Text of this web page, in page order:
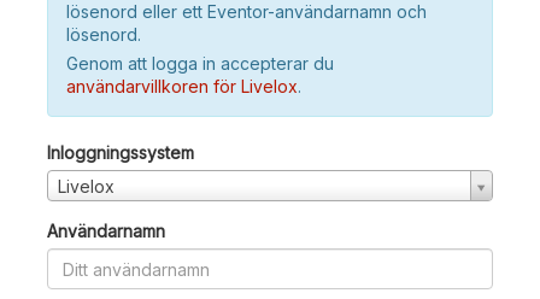
lösenord eller ett Eventor-användarnamn och
lösenord.
Genom att logga in accepterar du
användarvillkoren för Livelox.
Inloggningssystem
Livelox
Användarnamn